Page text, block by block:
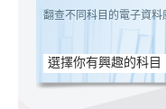
翻查不同科目的電子資料
選擇你有興趣的科目